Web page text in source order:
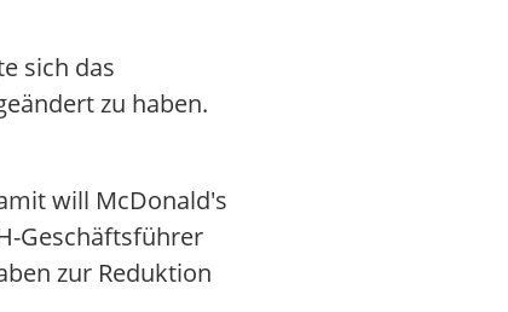
sich das
zu haben.
will McDonald's
Geschäftsführer
zur Reduktion